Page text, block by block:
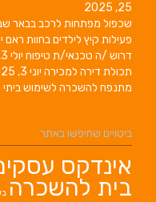
25, 2025
שכפול מפתחות לרכב בבאר
פעילות קיץ לילדים בחוות ראם
דרוש /ה טכנאי/ת טיפוח יולי 3, 2025
תכולת דירה למכירה יוני 3, 2025
מתנפח להשכרה לשימוש ביתי
ביטויים שחיפשו באתר
אינדקס
בית להשכרה